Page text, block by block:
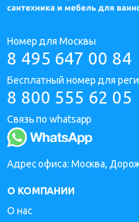
Номер для Москвы
8 495 647 00 84
Бесплатный номер для
8 800 555 62 05
Связь по whatsapp
Адрес офиса: Москва,
О КОМПАНИИ
О нас